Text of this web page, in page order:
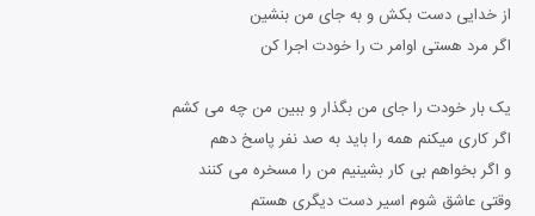
از خدایی دست بکش و به جای من بنشین
اگر مرد هستی اوامر ت را خودت اجرا کن
یک بار خودت را جای من بگذار و ببین من چه می کشم
اگر کاری میکنم همه را باید به صد نفر پاسخ دهم
و اگر بخواهم بی کار بشینیم من را مسخره می کنند
وقتی عاشق شوم اسیر دست دیگری هستم